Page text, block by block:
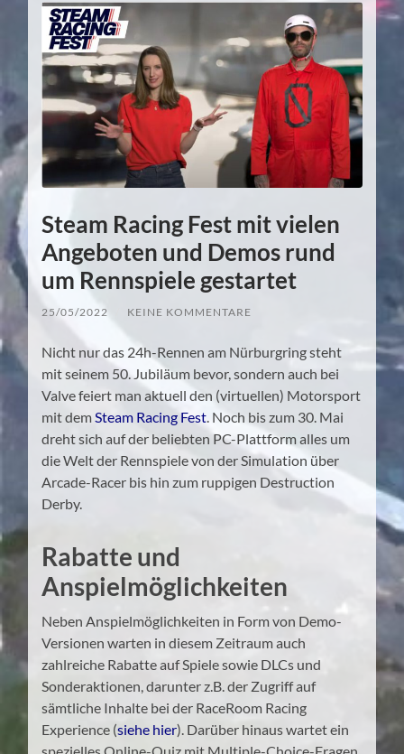
Steam Racing Fest mit vielen
Angeboten und Demos rund
um Rennspiele gestartet
25/05/2022 KEINE KOMMENTARE
Nicht nur das 24h-Rennen am Nürburgring steht
mit seinem 50. Jubiläum bevor, sondern auch bei
Valve feiert man aktuell den (virtuellen) Motorsport
mit demSteam Racing Fest. Noch bis zum 30. Mai
dreht sich auf der beliebten PC-Plattform alles um
die Welt der Rennspiele von der Simulation über
Arcade-Racer bis hin zum ruppigen Destruction
Derby.
Rabatte und
Anspielmöglichkeiten
Neben Anspielmöglichkeiten in Form von Demo-
Versionen warten in diesem Zeitraum auch
zahlreiche Rabatte auf Spiele sowie DLCs und
Sonderaktionen, darunter z.B. der Zugriff auf
sämtliche Inhalte bei der RaceRoom Racing
Experience (siehe hier). Darüber hinaus wartet ein